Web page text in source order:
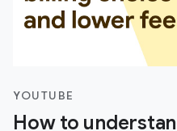
YOUTUBE
How to